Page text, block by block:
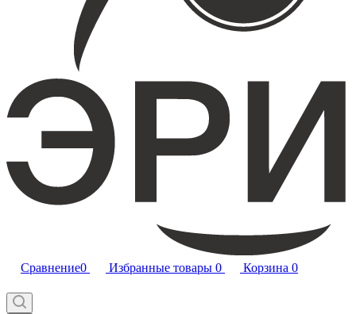
Сравнение0 Избранные товары 0 Корзина 0